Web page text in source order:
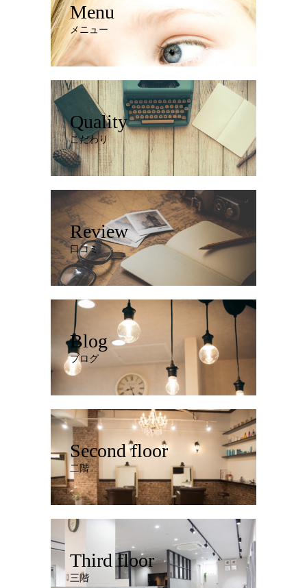
Menu
メニュー
Quality
こだわり
Review
口コミ
Blog
ブログ
Second floor
二階
Third floor
三階